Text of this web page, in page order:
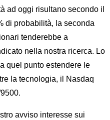
ad oggi risultano secondo il
di probabilità, la seconda
tenderebbe a
nella nostra ricerca. Lo
quel punto estendere le
la tecnologia, il Nasdaq
avviso interesse sui